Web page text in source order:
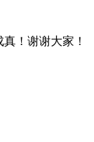
！谢谢大家！